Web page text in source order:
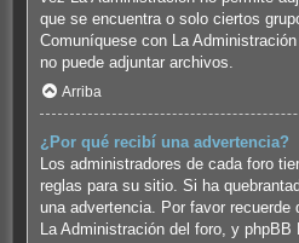
que se encuentra o solo ciertos
Comuníquese con La
no puede adjuntar archivos.
Arriba
¿Por qué recibí una advertencia?
Los administradores de cada foro
reglas para su sitio. Si ha
una advertencia. Por favor
La Administración del foro, y